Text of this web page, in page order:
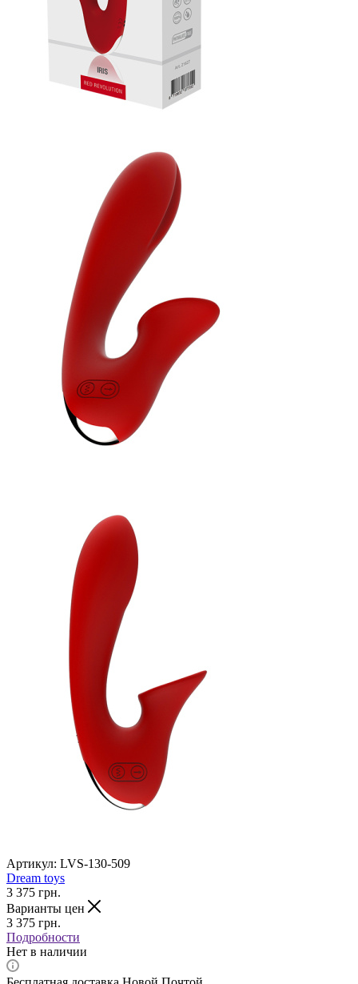
Артикул: LVS-130-509
Dream toys
3 375 грн.
Варианты цен
3 375 грн.
Подробности
Нет в наличии